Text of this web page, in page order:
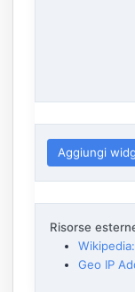
Aggiungi
Risorse
Geo IP